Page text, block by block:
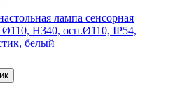
лампа сенсорная
H340, осн.Ø110, IP54,
белый